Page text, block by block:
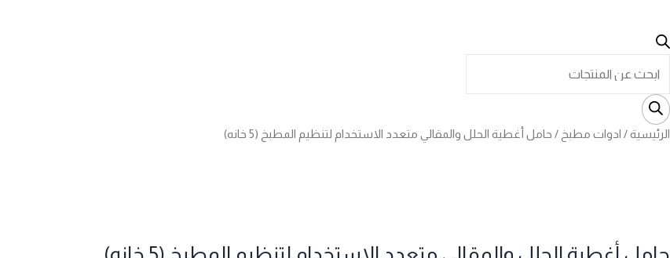
search
الرئيسية/ ادوات مطبخ / حامل أغطية الحلل والمقالي متعدد الاستخدام لتنظيم المطبخ (5 خانه)